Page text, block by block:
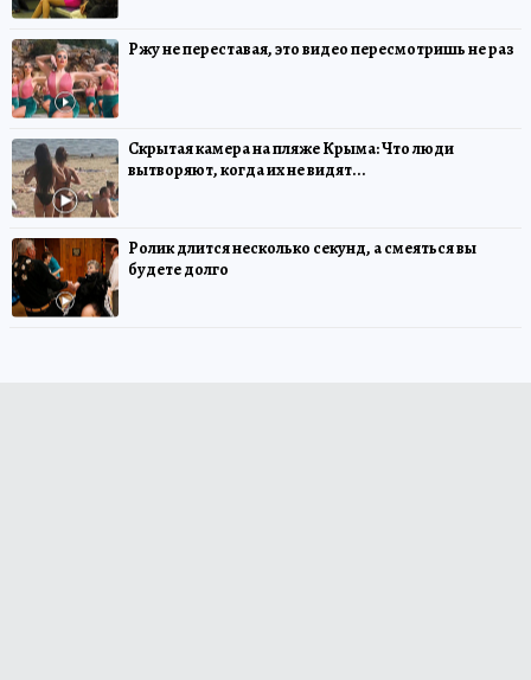
Ржу не переставая, это видео пересмотришь не раз
Скрытая камера на пляже Крыма: Что люди
вытворяют, когда их не видят...
Ролик длится несколько секунд, а смеяться вы
будете долго